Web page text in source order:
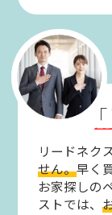
リードネク
せん。早く
お家探しの
ストでは、